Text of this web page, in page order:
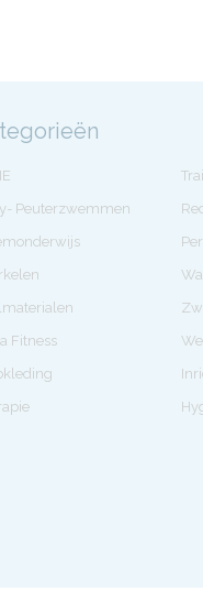
Peuterzwemmen
Fitness